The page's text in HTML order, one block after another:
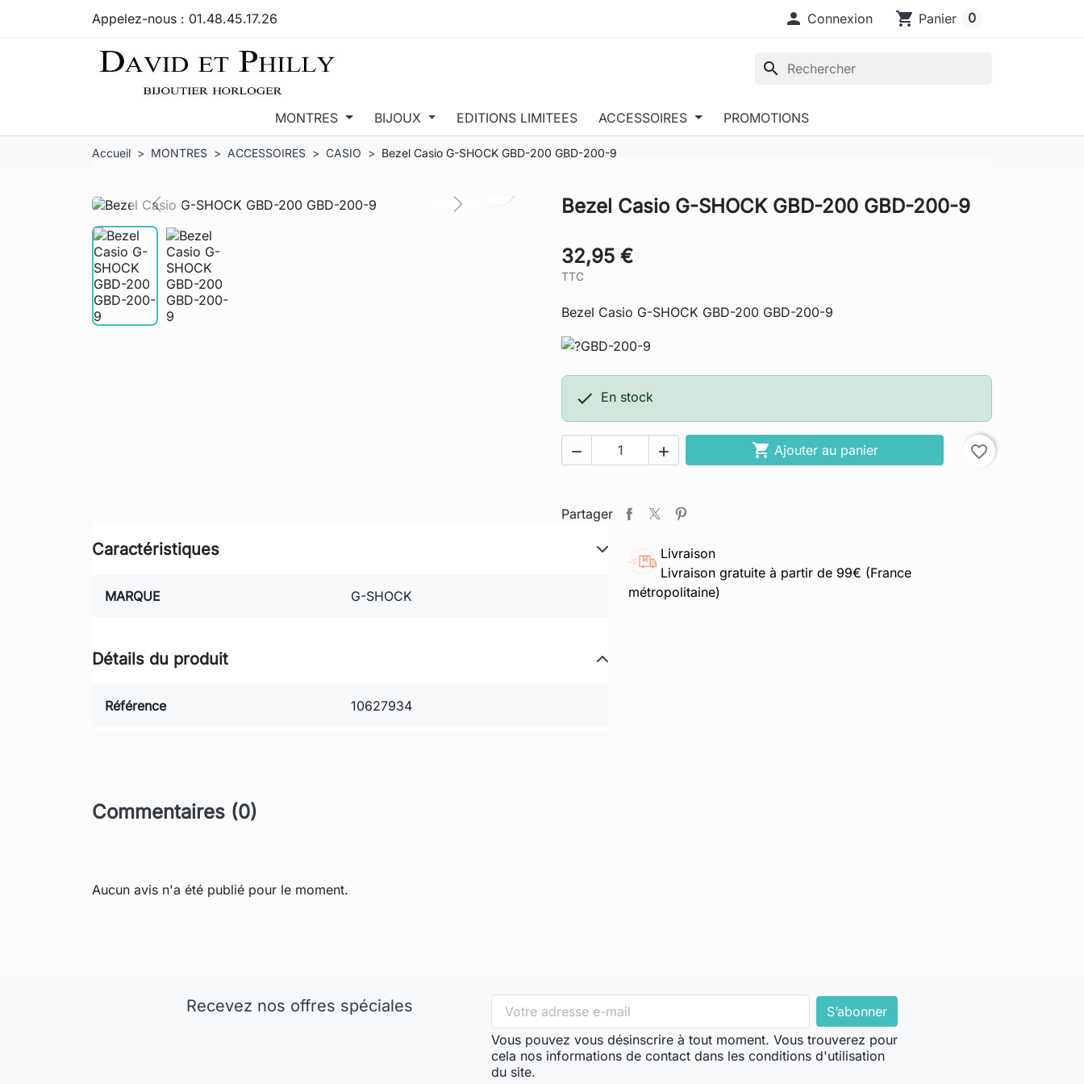
Appelez-nous : 01.48.45.17.26  Connexion shopping_cart Panier 0
search
MONTRES BIJOUX EDITIONS LIMITEES ACCESSOIRES PROMOTIONS
Accueil MONTRES ACCESSOIRES CASIO Bezel Casio G-SHOCK GBD-200 GBD-200-9
Previous Next Bezel Casio G-SHOCK GBD-200 GBD-200-9
32,95 €
TTC
Bezel Casio G-SHOCK GBD-200 GBD-200-9
 En stock
   Ajouter au panier favorite_border
Partager
Livraison
Livraison gratuite à partir de 99€ (France
métropolitaine)
Caractéristiques
MARQUE G-SHOCK
Détails du produit
Référence 10627934
Commentaires (0)
Aucun avis n'a été publié pour le moment.
Recevez nos offres spéciales
Vous pouvez vous désinscrire à tout moment. Vous trouverez pour
cela nos informations de contact dans les conditions d'utilisation
du site.